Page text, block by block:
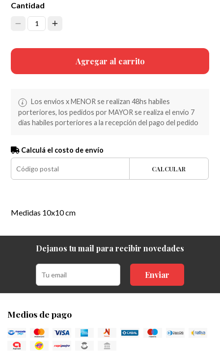
Cantidad
1
Agregar al carrito
Los envios x MENOR se realizan 48hs habiles
porteriores, los pedidos por MAYOR se realiza el envio 7
dias habiles porteriores a la recepción del pago del pedido
Calculá el costo de envío
CALCULAR
Medidas 10x10 cm
Dejanos tu mail para recibir novedades
Enviar
Medios de pago